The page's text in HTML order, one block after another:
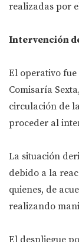
realizadas por
Intervención
El operativo
Comisaría
circulación de
proceder al
La situación
debido a la
quienes, de
realizando